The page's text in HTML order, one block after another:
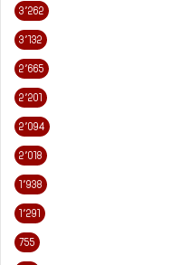
3٬262
3٬132
2٬665
2٬201
2٬094
2٬018
1٬938
1٬291
755